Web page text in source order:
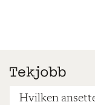
Hvilken